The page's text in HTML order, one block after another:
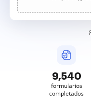
9,540
formularios
completados